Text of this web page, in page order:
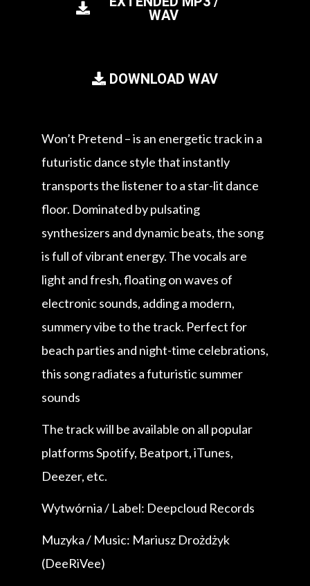
WAV
DOWNLOAD WAV
Won’t Pretend – is an energetic track in a
futuristic dance style that instantly
transports the listener to a star-lit dance
floor. Dominated by pulsating
synthesizers and dynamic beats, the song
is full of vibrant energy. The vocals are
light and fresh, floating on waves of
electronic sounds, adding a modern,
summery vibe to the track. Perfect for
beach parties and night-time celebrations,
this song radiates a futuristic summer
sounds
The track will be available on all popular
platforms Spotify, Beatport, iTunes,
Deezer, etc.
Wytwórnia / Label: Deepcloud Records
Muzyka / Music: Mariusz Drożdżyk
(DeeRiVee)